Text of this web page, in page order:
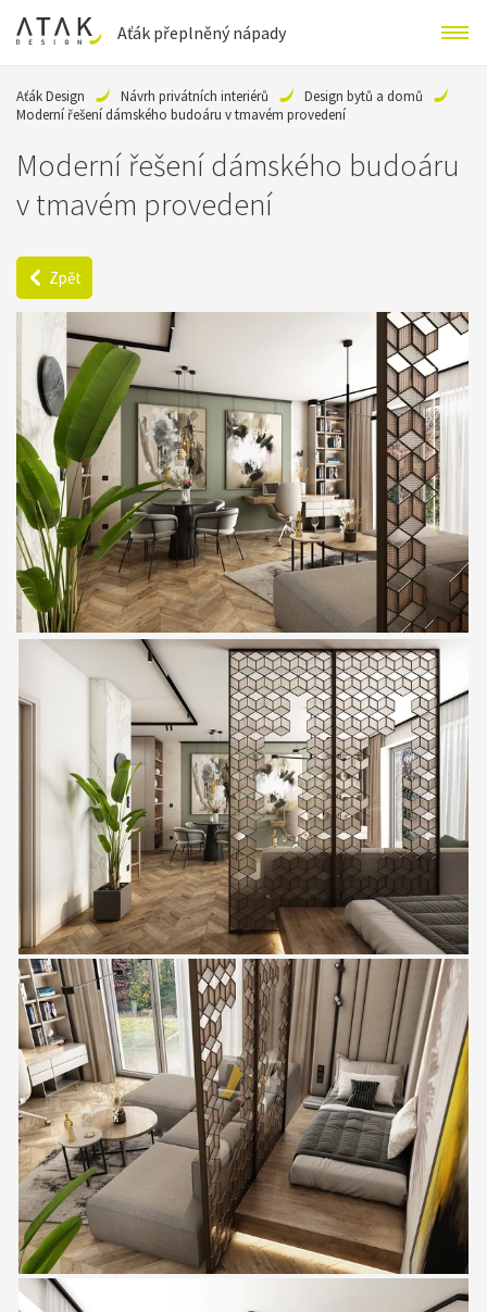
Aťák přeplněný nápady
Aťák Design Návrh privátních interiérů
Design bytů a domů
Moderní řešení dámského budoáru v tmavém provedení
Moderní řešení dámského budoáru
v tmavém provedení
Zpět